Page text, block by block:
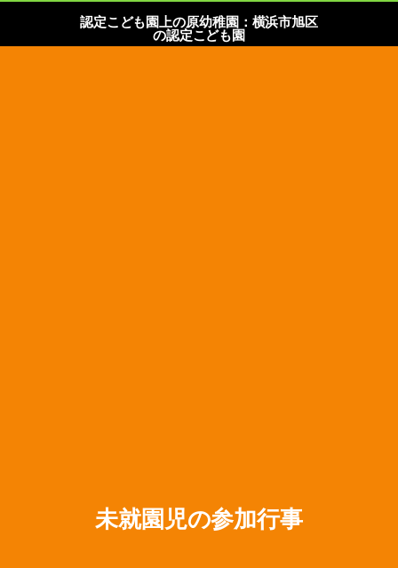
認定こども園上の原幼稚園：横浜市旭区
の認定こども園
未就園児の参加行事